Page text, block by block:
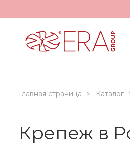
Главная страница Каталог
Крепеж в